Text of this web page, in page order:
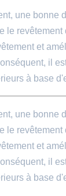
une bonne
et
il
à base
une bonne
et
il
à base